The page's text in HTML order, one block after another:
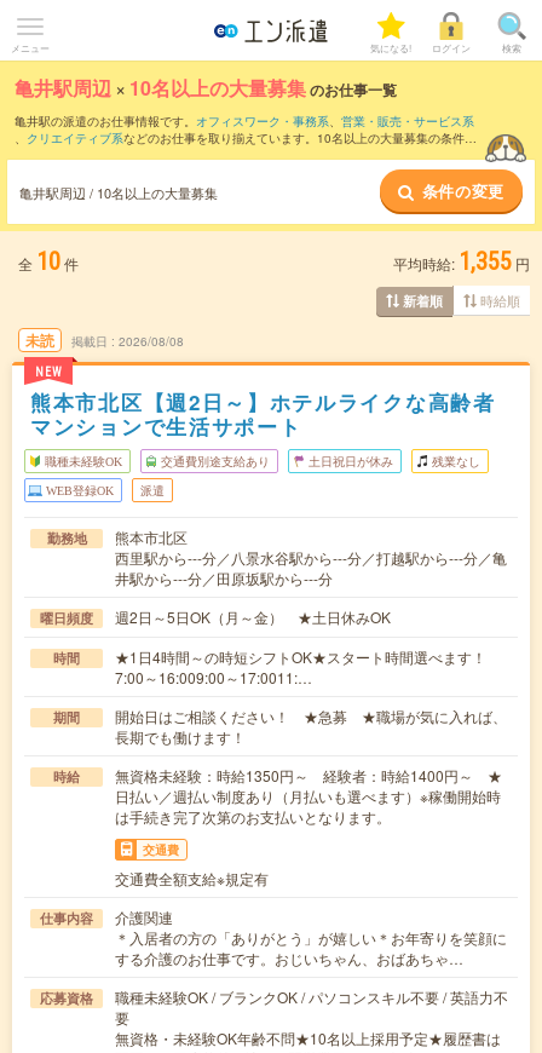
メニュー 気になる! ログイン 検索
亀井駅周辺 × 10名以上の大量募集のお仕事一覧
亀井駅の派遣のお仕事情報です。 オフィスワーク・事務系、 営業・販売・サービス系
、 クリエイティブ系などのお仕事を取り揃えています。10名以上の大量募集の条件の
亀井駅周辺 / 10名以上の大量募集 条件の変更
全 10件 平均時給: 1,355 円
新着順 時給順
未読
NEW
掲載日 2026/08/08
熊本市北区【週2日～】ホテルライクな高齢者
マンションで生活サポート
職種未経験OK 交通費別途支給あり 土日祝日が休み 残業なし
WEB登録OK 派遣
勤務地
熊本市北区
西里駅から---分／八景水谷駅から---分／打越駅から---分／亀
井駅から---分／田原坂駅から---分
曜日頻度 週2日～5日OK（月～金） ★土日休みOK
時間
★1日4時間～の時短シフトOK★スタート時間選べます！
7:00～16:009:00～17:0011:…
期間
開始日はご相談ください！ ★急募 ★職場が気に入れば、
長期でも働けます！
時給
無資格未経験：時給1350円～ 経験者：時給1400円～ ★
日払い／週払い制度あり（月払いも選べます）※稼働開始時
は手続き完了次第のお支払いとなります。
交通費
交通費全額支給※規定有
仕事内容
介護関連
＊入居者の方の「ありがとう」が嬉しい＊お年寄りを笑顔に
する介護のお仕事です。おじいちゃん、おばあちゃ…
応募資格
職種未経験OK / ブランクOK / パソコンスキル不要 / 英語力不
要
無資格・未経験OK年齢不問★10名以上採用予定★履歴書は